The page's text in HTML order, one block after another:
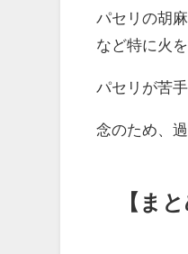
パセリの胡麻
など特に火
パセリが苦
念のため、
【まと